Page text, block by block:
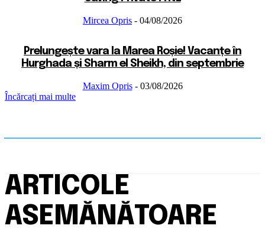
Mircea Opris - 04/08/2026
Prelungește vara la Marea Roșie! Vacanțe în
Hurghada și Sharm el Sheikh, din septembrie
Maxim Opris - 03/08/2026
Încărcați mai multe
ARTICOLE
ASEMĂNĂTOARE